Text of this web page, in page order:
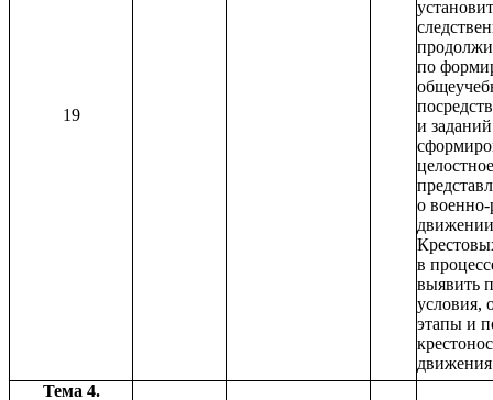
19
по
и
целостное
о
в
выявить
условия,
этапы и
Тема 4.